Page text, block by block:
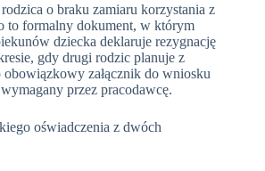
o braku zamiaru korzystania z
to formalny dokument, w którym
dziecka deklaruje rezygnację
gdy drugi rodzic planuje z
obowiązkowy załącznik do wniosku
przez pracodawcę.
oświadczenia z dwóch